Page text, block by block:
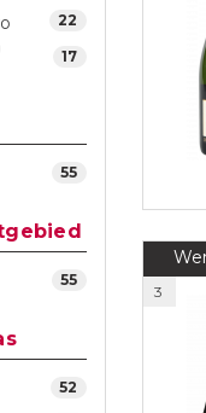
22
17
55
55
52
3